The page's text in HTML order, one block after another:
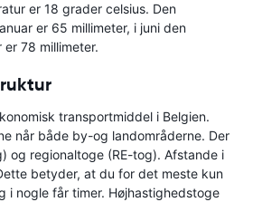
er 18 grader celsius. Den
er 65 millimeter, i juni den
78 millimeter.
transportmiddel i Belgien.
når både by-og landområderne. Der
og regionaltoge (RE-tog). Afstande i
betyder, at du for det meste kun
i nogle får timer. Højhastighedstoge